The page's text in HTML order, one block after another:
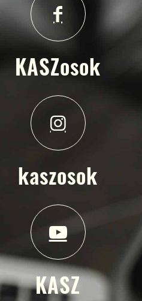
KASZosok
kaszosok
KASZ